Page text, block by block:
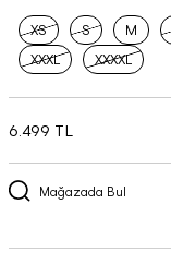
XS S M
XXXL
XXXXL
Mağazada Bul
6.499 TL